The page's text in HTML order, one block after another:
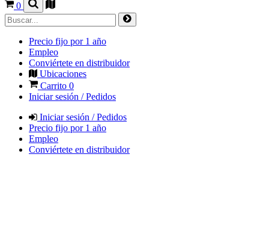
0
Precio fijo por 1 año
Empleo
Conviértete en distribuidor
Ubicaciones
Carrito 0
Iniciar sesión / Pedidos
Iniciar sesión / Pedidos
Precio fijo por 1 año
Empleo
Conviértete en distribuidor